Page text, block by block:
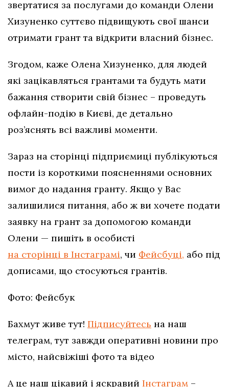
звертатися за послугами до команди Олени
Хизуненко суттєво підвищують свої шанси
отримати грант та відкрити власний бізнес.
Згодом, каже Олена Хизуненко, для людей
які зацікавляться грантами та будуть мати
бажання створити свій бізнес – проведуть
офлайн-подію в Києві, де детально
роз’яснять всі важливі моменти.
Зараз на сторінці підприємиці публікуються
пости із короткими поясненнями основних
вимог до надання гранту. Якщо у Вас
залишилися питання, або ж ви хочете подати
заявку на грант за допомогою команди
Олени — пишіть в особисті
на сторінці в Інстаграмі, чи Фейсбуці, або під
дописами, що стосуються грантів.
Фото: Фейсбук
Бахмут живе тут! Підписуйтесь на наш
телеграм, тут завжди оперативні новини про
місто, найсвіжіші фото та відео
А це наш цікавий і яскравий Інстаграм –